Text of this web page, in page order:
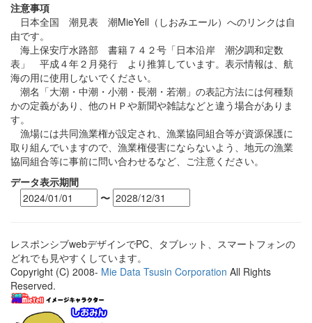
注意事項
日本全国 潮見表 潮MieYell（しおみエール）へのリンクは自
由です。
海上保安庁水路部 書籍７４２号「日本沿岸 潮汐調和定数
表」 平成４年２月発行 より推算しています。表示情報は、航
海の用に使用しないでください。
潮名「大潮・中潮・小潮・長潮・若潮」の表記方法には何種類
かの定義があり、他のＨＰや新聞や雑誌などと違う場合がありま
す。
漁場には共同漁業権が設定され、漁業協同組合等が資源保護に
取り組んでいますので、漁業権侵害にならないよう、地元の漁業
協同組合等に事前に問い合わせるなど、ご注意ください。
データ表示期間
〜
レスポンシブwebデザインでPC、タブレット、スマートフォンの
どれでも見やすくしています。
Copyright (C) 2008- Mie Data Tsusin Corporation All Rights
Reserved.